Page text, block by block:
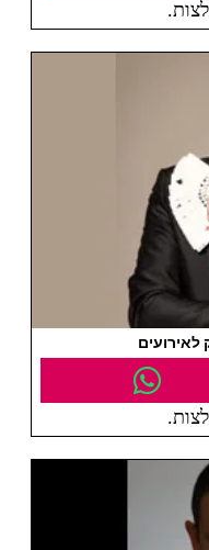
לאירועים